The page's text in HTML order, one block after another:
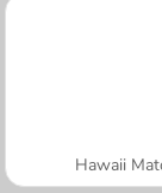
Hawaii